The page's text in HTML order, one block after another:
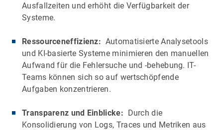
Ausfallzeiten und erhöht die Verfügbarkeit der
Systeme.
Ressourceneffizienz: Automatisierte Analysetools
und KI-basierte Systeme minimieren den manuellen
Aufwand für die Fehlersuche und -behebung. IT-
Teams können sich so auf wertschöpfende
Aufgaben konzentrieren.
Transparenz und Einblicke: Durch die
Konsolidierung von Logs, Traces und Metriken aus